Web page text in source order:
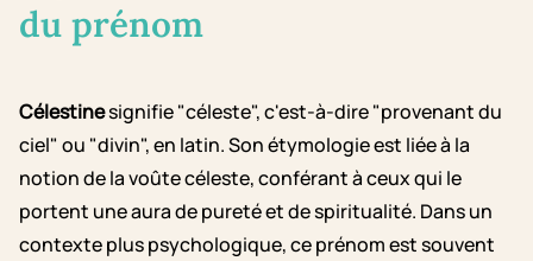
du prénom
Célestinesignifie "céleste", c'est-à-dire "provenant du
ciel" ou "divin", en latin. Son étymologie est liée à la
notion de la voûte céleste, conférant à ceux qui le
portent une aura de pureté et de spiritualité. Dans un
contexte plus psychologique, ce prénom est souvent